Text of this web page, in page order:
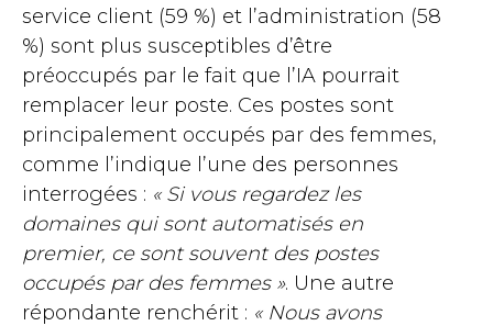
service client (59 %) et l’administration (58
%) sont plus susceptibles d’être
préoccupés par le fait que l’IA pourrait
remplacer leur poste. Ces postes sont
principalement occupés par des femmes,
comme l’indique l’une des personnes
interrogées : « Si vous regardez les
domaines qui sont automatisés en
premier, ce sont souvent des postes
occupés par des femmes ». Une autre
répondante renchérit : « Nous avons